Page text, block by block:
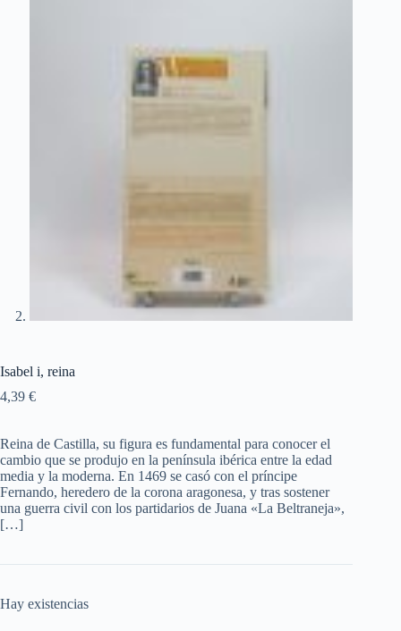
Isabel i, reina
4,39 €
Reina de Castilla, su figura es fundamental para conocer el
cambio que se produjo en la península ibérica entre la edad
media y la moderna. En 1469 se casó con el príncipe
Fernando, heredero de la corona aragonesa, y tras sostener
una guerra civil con los partidarios de Juana «La Beltraneja»,
[…]
Hay existencias